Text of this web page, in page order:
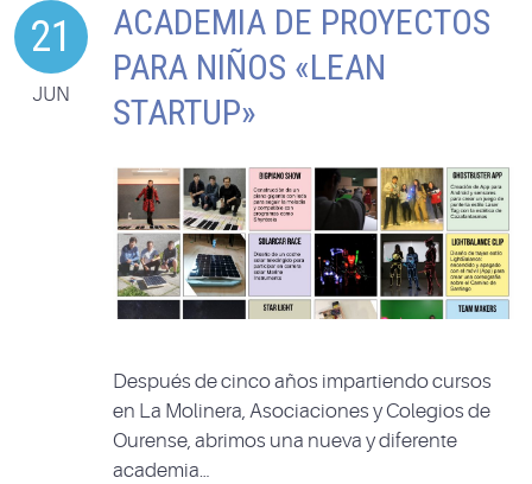
21
JUN
ACADEMIA DE PROYECTOS
PARA NIÑOS «LEAN
STARTUP»
Después de cinco años impartiendo cursos
en La Molinera, Asociaciones y Colegios de
Ourense, abrimos una nueva y diferente
academia…